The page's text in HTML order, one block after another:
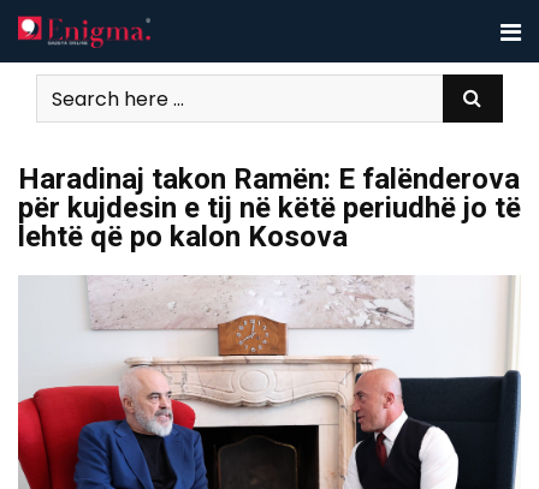
Skip
to
content
Haradinaj takon Ramën: E falënderova
për kujdesin e tij në këtë periudhë jo të
lehtë që po kalon Kosova